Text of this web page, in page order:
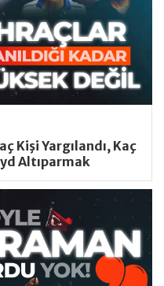
Kişi Yargılandı, Kaç
Altıparmak